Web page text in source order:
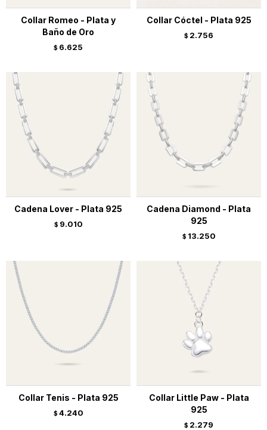
Collar Romeo - Plata y
Baño de Oro
$ 6.625
Collar Cóctel - Plata 925
$ 2.756
Cadena Lover - Plata 925
$ 9.010
Cadena Diamond - Plata
925
$ 13.250
Collar Tenis - Plata 925
$ 4.240
Collar Little Paw - Plata
925
$ 2.279